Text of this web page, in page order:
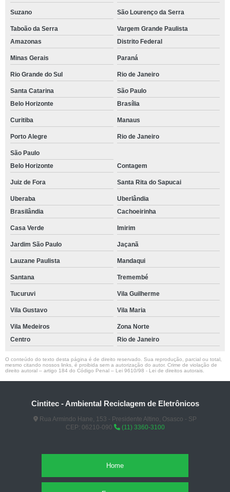
Suzano São Lourenço da Serra
Taboão da Serra
Vargem Grande Paulista
Amazonas
Distrito Federal
Minas Gerais Paraná
Rio Grande do Sul Rio de Janeiro
Santa Catarina
São Paulo
Belo Horizonte
Brasília
Curitiba Manaus
Porto Alegre Rio de Janeiro
São Paulo
Belo Horizonte
Contagem
Juiz de Fora Santa Rita do Sapucai
Uberaba
Uberlândia
Brasilândia
Cachoeirinha
Casa Verde Imirim
Jardim São Paulo Jaçanã
Lauzane Paulista Mandaqui
Santana Tremembé
Tucuruvi Vila Guilherme
Vila Gustavo Vila Maria
Vila Medeiros
Zona Norte
Centro
Rio de Janeiro
O conteúdo do texto desta página é de direito reservado. Sua reprodução, parcial ou total,
mesmo citando nossos links, é proibida sem a autorização do autor. Crime de violação de
direito autoral – artigo 184 do Código Penal – Lei 9610/98 - Lei de direitos autorais
Cintitec - Ambiental Reciclagem de Eletrônicos
Rua Armindo Hane, 153 - Presidente Altino, Osasco - SP
CEP: 06210-090
(11) 3360-3100
Home